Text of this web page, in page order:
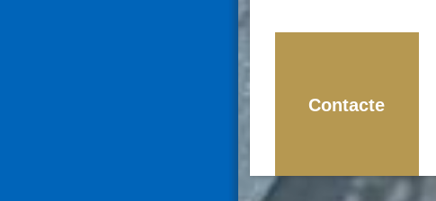
Contacte